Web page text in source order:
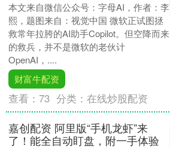
本文来自微信公众号：字母AI，作者：李
熙，题图来自：视觉中国 微软正试图拯
救常年拉胯的AI助手Copilot。但空降而来
的救兵，并不是微软的老伙计
OpenAI，....
财富牛配资
查看：73 分类：在线炒股配资
嘉创配资 阿里版“手机龙虾”来
了！能全自动盯盘，附一手体验